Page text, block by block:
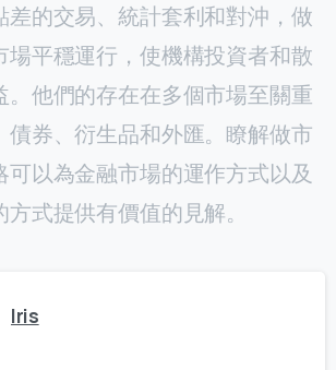
差的交易、統計套利和對沖，做
場平穩運行，使機構投資者和散
。他們的存在在多個市場至關重
債券、衍生品和外匯。瞭解做市
以為金融市場的運作方式以及
式提供有價值的見解。
Iris